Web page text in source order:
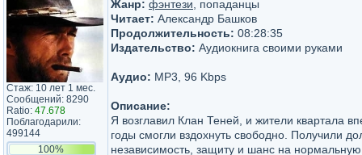
Стаж: 10 лет 1 мес.
Сообщений: 8290
Ratio: 47.678
Поблагодарили:
499144
100%
Жанр: фэнтези , попаданцы
Читает: Александр Башков
Продолжительность: 08:28:35
Издательство: Аудиокнига своими руками
Аудио: MP3, 96 Kbps
Описание:
Я возглавил Клан Теней, и жители квартала
годы смогли вздохнуть свободно. Получили
независимость, защиту и шанс на